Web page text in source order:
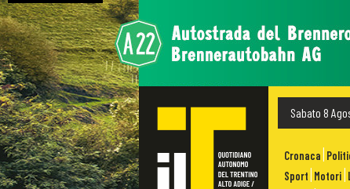
Sabato 8
Cronaca
Sport Motori